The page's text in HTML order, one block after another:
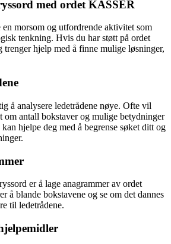
med ordet KASSER
morsom og utfordrende aktivitet som
tenkning. Hvis du har støtt på ordet
hjelp med å finne mulige løsninger,
å analysere ledetrådene nøye. Ofte vil
om antall bokstaver og mulige betydninger
hjelpe deg med å begrense søket ditt og
er å lage anagrammer av ordet
å blande bokstavene og se om det dannes
til ledetrådene.